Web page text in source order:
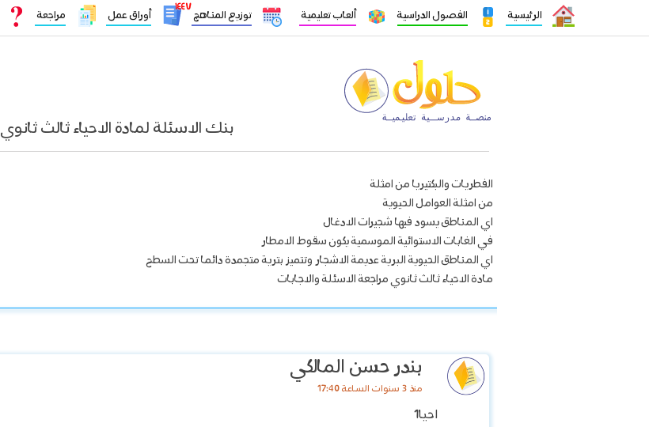
الرئيسية الفصول الدراسية ألعاب تعليمية توزيع المناهج
١٤٤٧
أوراق عمل مراجعة
بنك الاسئلة لمادة الاحياء ثالث ثانوي
الفطريات والبكتيريا من امثلة
من امثلة العوامل الحيوية
اي المناطق يسود فيها شجيرات الادغال
في الغابات الاستوائية الموسمية يكون سقوط الامطار
اي المناطق الحيوية البرية عديمة الاشجار وتتميز بترية متجمدة دائما تحت السطح
مادة الاحياء ثالث ثانوي مراجعة الاسئلة والاجابات
بندر حسن المالكي
منذ 3 سنوات الساعة 17:40
احيا1